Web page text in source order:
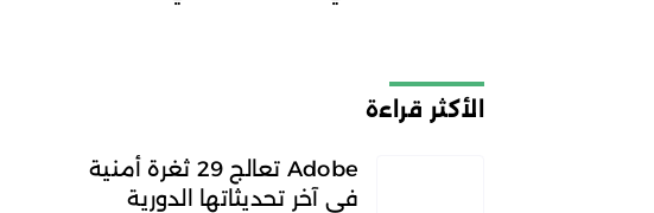
الأكثر قراءة
Adobe تعالج 29 ثغرة أمنية
في آخر تحديثاتها الدورية